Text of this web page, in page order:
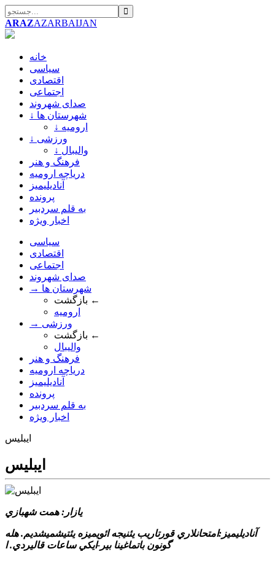
ARAZAZARBAIJAN
خانه
سیاسی
اقتصادی
اجتماعی
صدای شهروند
↓ شهرستان ها
↓ ارومیه
↓ ورزشی
↓ والیبال
فرهنگ و هنر
دریاچه ارومیه
آنادیلیمیز
پرونده
به قلم سردبیر
اخبار ویژه
سیاسی
اقتصادی
اجتماعی
صدای شهروند
→ شهرستان ها
بازگشت ←
ارومیه
→ ورزشی
بازگشت ←
والیبال
فرهنگ و هنر
دریاچه ارومیه
آنادیلیمیز
پرونده
به قلم سردبیر
اخبار ویژه
ايبليس
ايبليس
يازار: همت شهبازي
آناديليميز:امتحانلاري قورتاريب يئنيجه ائويميزه يئتيشميشديم. هله
گونون باتماغينا بير-ايکي ساعات قاليردي. ا